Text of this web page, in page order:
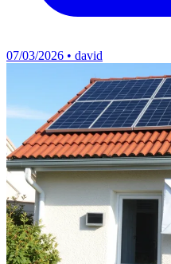
07/03/2026 • david